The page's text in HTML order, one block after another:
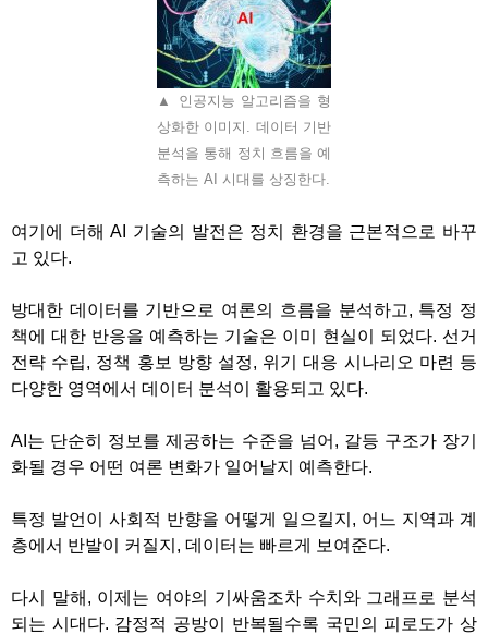
▲ 인공지능 알고리즘을 형
상화한 이미지. 데이터 기반
분석을 통해 정치 흐름을 예
측하는 AI 시대를 상징한다.
여기에 더해AI 기술의 발전은 정치 환경을 근본적으로 바꾸
고 있다.
방대한 데이터를 기반으로 여론의 흐름을 분석하고, 특정 정
책에 대한 반응을 예측하는 기술은 이미 현실이 되었다. 선거
전략 수립, 정책 홍보 방향 설정, 위기 대응 시나리오 마련 등
다양한 영역에서 데이터 분석이 활용되고 있다.
AI 는 단순히 정보를 제공하는 수준을 넘어 , 갈등 구조가 장기
화될 경우 어떤 여론 변화가 일어날지 예측한다.
특정 발언이 사회적 반향을 어떻게 일으킬지 , 어느 지역과 계
층에서 반발이 커질지 , 데이터는 빠르게 보여준다.
다시 말해 , 이제는 여야의 기싸움조차 수치와 그래프로 분석
되는 시대다. 감정적 공방이 반복될수록 국민의 피로도가 상